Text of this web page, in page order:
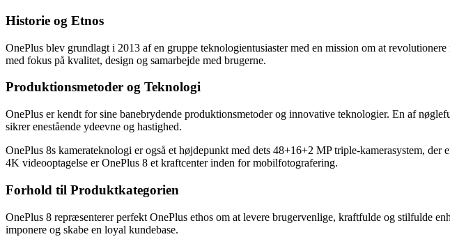
Historie og Etnos
OnePlus blev grundlagt i 2013 af en gruppe teknologientusiaster med en mission om at
med fokus på kvalitet, design og samarbejde med brugerne.
Produktionsmetoder og Teknologi
OnePlus er kendt for sine banebrydende produktionsmetoder og innovative teknologier. En af
sikrer enestående ydeevne og hastighed.
OnePlus 8s kamerateknologi er også et højdepunkt med dets 48+16+2 MP triple-kamerasystem,
4K videooptagelse er OnePlus 8 et kraftcenter inden for mobilfotografering.
Forhold til Produktkategorien
OnePlus 8 repræsenterer perfekt OnePlus ethos om at levere brugervenlige, kraftfulde og stilfulde
imponere og skabe en loyal kundebase.